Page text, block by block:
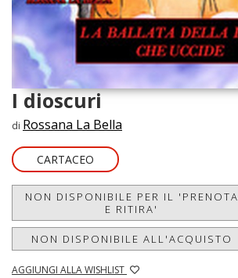
I dioscuri
di Rossana La Bella
CARTACEO
NON DISPONIBILE PER IL 'PRENOTA
E RITIRA'
NON DISPONIBILE ALL'ACQUISTO
AGGIUNGI ALLA WISHLIST